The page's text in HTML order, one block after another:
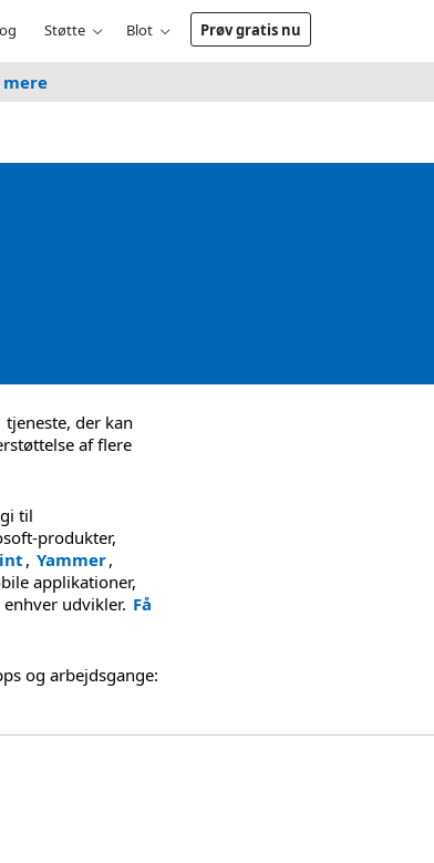
Støtte Blot Prøv gratis nu
tjeneste, der kan
af flere
til
produkter,
, Yammer,
applikationer,
udvikler. Få
og arbejdsgange: